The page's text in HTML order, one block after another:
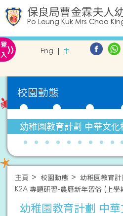
保良局曹金霖夫人
Po Leung Kuk Mrs Chao
登
入» Eng 中
校園動態
幼稚園教育計劃 中華文
主頁 校園動態
幼稚園教育
K2A 專題研習-農曆新年習俗 (上學
幼稚園教育計劃 中